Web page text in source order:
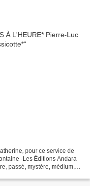
pour ce service de
-Les Éditions Andara
passé, mystère, médium,